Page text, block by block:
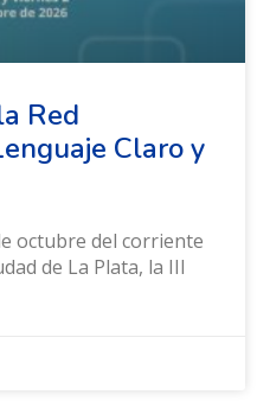
Red
Claro y
octubre del corriente
de La Plata, la III